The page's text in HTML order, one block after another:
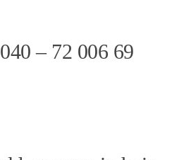
– 72 006 69